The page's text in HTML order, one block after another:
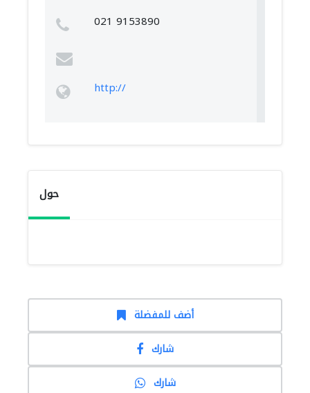
021 9153890
http://
حول
أضف للمفضلة
شارك
شارك